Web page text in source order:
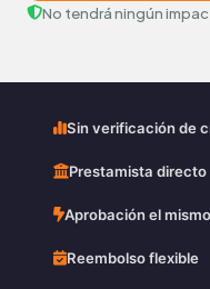
No tendrá ningún
Sin verificación de
Prestamista directo
Aprobación el
Reembolso flexible